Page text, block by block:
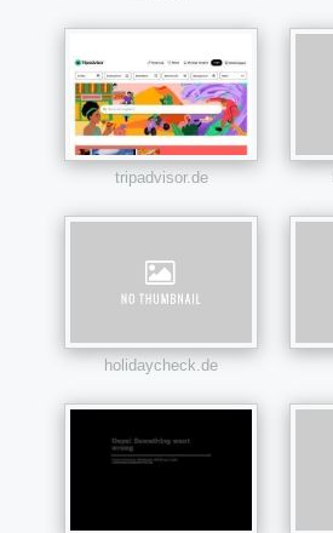
tripadvisor.de
holidaycheck.de